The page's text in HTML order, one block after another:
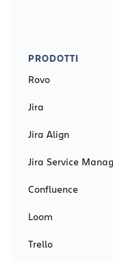
PRODOTTI
Rovo
Jira
Jira Align
Jira Service
Confluence
Loom
Trello